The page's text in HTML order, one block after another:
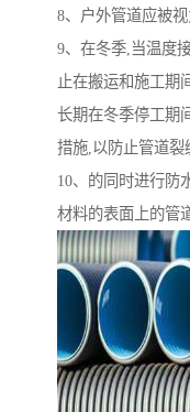
8、户外管道应被
9、在冬季,当温度
止在搬运和施工期
长期在冬季停工期
措施,以防止管道裂
10、的同时进行防
材料的表面上的管